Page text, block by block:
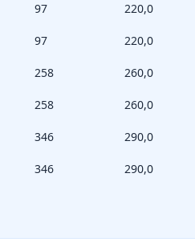
97 220,0
97 220,0
258 260,0
258 260,0
346 290,0
346 290,0